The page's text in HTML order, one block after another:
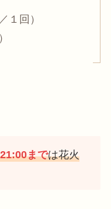
１回）
21:00までは花火